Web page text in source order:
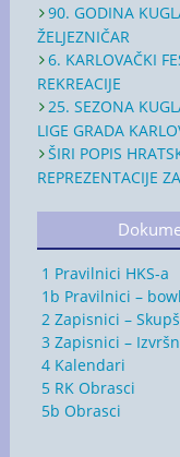
90. GODINA
ŽELJEZNIČAR
6. KARLOVAČKI
REKREACIJE
25. SEZONA
LIGE GRADA
ŠIRI POPIS
REPREZENTACIJE
1 Pravilnici HKS-a
1b Pravilnici –
2 Zapisnici –
3 Zapisnici –
4 Kalendari
5 RK Obrasci
5b Obrasci